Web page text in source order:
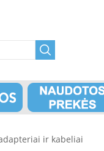
ir kabeliai